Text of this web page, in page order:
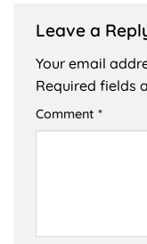
Leave a
Your email
Required fields
Comment *